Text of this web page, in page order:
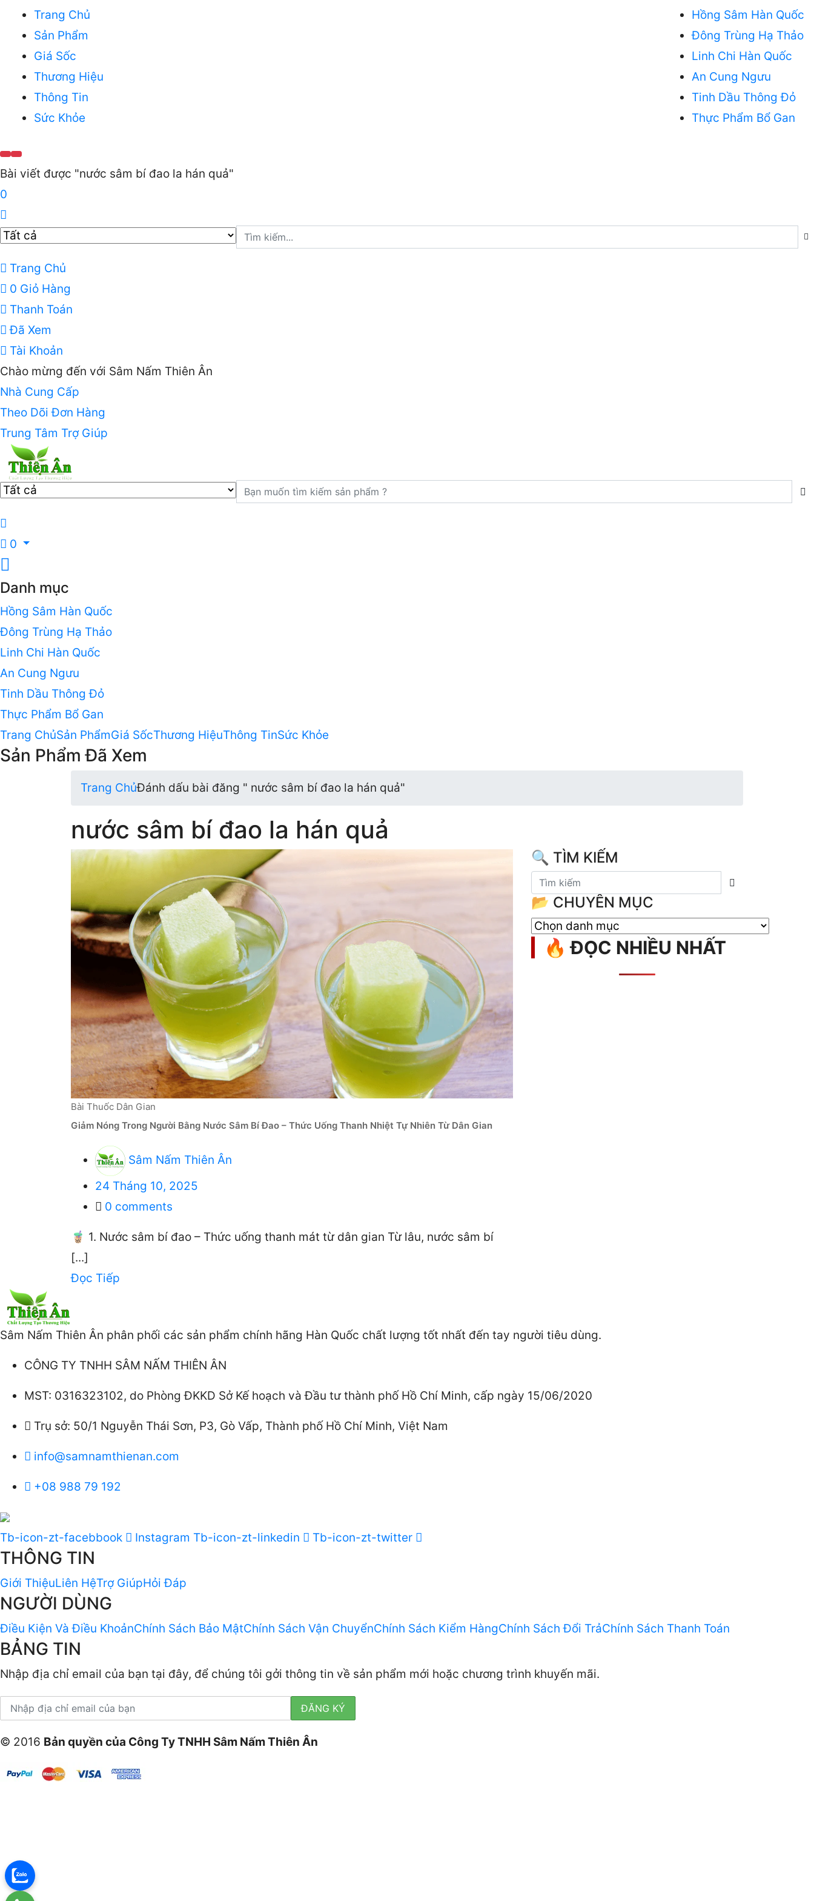
Trang Chủ
Sản Phẩm
Giá Sốc
Thương Hiệu
Thông Tin
Sức Khỏe
Hồng Sâm Hàn Quốc
Đông Trùng Hạ Thảo
Linh Chi Hàn Quốc
An Cung Ngưu
Tinh Dầu Thông Đỏ
Thực Phẩm Bổ Gan
Bài viết được "nước sâm bí đao la hán quả"
0
Trang Chủ
0 Giỏ Hàng
Thanh Toán
Đã Xem
Tài Khoản
Chào mừng đến với Sâm Nấm Thiên Ân
Nhà Cung Cấp
Theo Dõi Đơn Hàng
Trung Tâm Trợ Giúp
0
Danh mục
Hồng Sâm Hàn Quốc
Đông Trùng Hạ Thảo
Linh Chi Hàn Quốc
An Cung Ngưu
Tinh Dầu Thông Đỏ
Thực Phẩm Bổ Gan
Trang ChủSản PhẩmGiá SốcThương HiệuThông TinSức Khỏe
Sản Phẩm Đã Xem
Trang ChủĐánh dấu bài đăng " nước sâm bí đao la hán quả"
nước sâm bí đao la hán quả
Bài Thuốc Dân Gian
Giảm Nóng Trong Người Bằng Nước Sâm Bí Đao – Thức Uống Thanh Nhiệt Tự Nhiên Từ Dân Gian
Sâm Nấm Thiên Ân
Đăng
lên
24 Tháng 10, 2025
0 comments
🧋 1. Nước sâm bí đao – Thức uống thanh mát từ dân gian Từ lâu, nước sâm bí
[...]
Đọc Tiếp
🔍 TÌM KIẾM
📂 CHUYÊN MỤC
📂
CHUYÊN
🔥 ĐỌC NHIỀU NHẤT
Sâm Nấm Thiên Ân phân phối các sản phẩm chính hãng Hàn Quốc chất lượng tốt nhất đến tay người tiêu dùng.
CÔNG TY TNHH SÂM NẤM THIÊN ÂN
MST: 0316323102, do Phòng ĐKKD Sở Kế hoạch và Đầu tư thành phố Hồ Chí Minh, cấp ngày 15/06/2020
Trụ sở: 50/1 Nguyễn Thái Sơn, P3, Gò Vấp, Thành phố Hồ Chí Minh, Việt Nam
info@samnamthienan.com
+08 988 79 192
Tb-icon-zt-facebbook Instagram Tb-icon-zt-linkedin Tb-icon-zt-twitter
THÔNG TIN
Giới ThiệuLiên HệTrợ GiúpHỏi Đáp
NGƯỜI DÙNG
Điều Kiện Và Điều KhoảnChính Sách Bảo MậtChính Sách Vận ChuyểnChính Sách Kiểm HàngChính Sách Đổi TrảChính Sách Thanh Toán
BẢNG TIN
Nhập địa chỉ email của bạn tại đây, để chúng tôi gởi thông tin về sản phẩm mới hoặc chương trình khuyến mãi.
© 2016 Bản quyền của Công Ty TNHH Sâm Nấm Thiên Ân